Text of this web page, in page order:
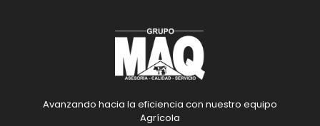
Avanzando hacia la eficiencia con nuestro equipo
Agrícola